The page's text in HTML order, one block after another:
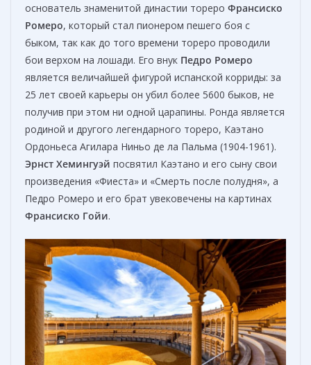
основатель знаменитой династии тореро Франсиско
Ромеро, который стал пионером пешего боя с
быком, так как до того времени тореро проводили
бои верхом на лошади. Его внук Педро Ромеро
является величайшей фигурой испанской корриды: за
25 лет своей карьеры он убил более 5600 быков, не
получив при этом ни одной царапины. Ронда является
родиной и другого легендарного тореро, Каэтано
Ордоньеса Агилара Ниньо де ла Пальма (1904-1961).
Эрнст Хемингуэй посвятил Каэтано и его сыну свои
произведения «Фиеста» и «Смерть после полудня», а
Педро Ромеро и его брат увековечены на картинах
Франсиско Гойи.